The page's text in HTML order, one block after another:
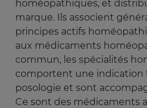
homéopathiques, et
marque. Ils associent
principes actifs
aux médicaments
commun, les spécialités
comportent une indication
posologie et sont
Ce sont des médicaments